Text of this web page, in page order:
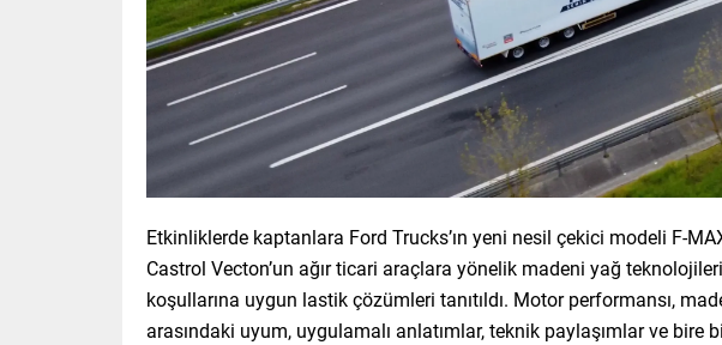
Etkinliklerde kaptanlara Ford Trucks’ın yeni nesil çekici modeli F-
Castrol Vecton’un ağır ticari araçlara yönelik madeni yağ
koşullarına uygun lastik çözümleri tanıtıldı. Motor performansı,
arasındaki uyum, uygulamalı anlatımlar, teknik paylaşımlar ve bire